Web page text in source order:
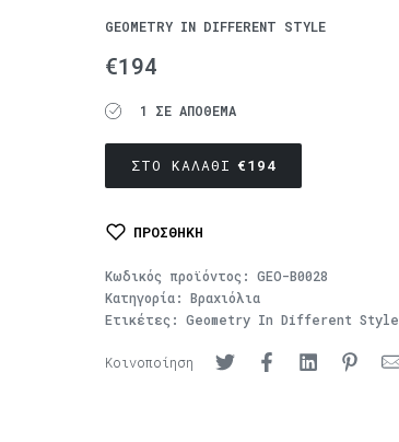
GEOMETRY IN DIFFERENT STYLE
€194
1 ΣΕ ΑΠΌΘΕΜΑ
€194
ΣΤΟ ΚΑΛΆΘΙ
ΠΡΟΣΘΉΚΗ
Κωδικός προϊόντος:GEO-B0028
Κατηγορία:Βραχιόλια
Ετικέτες:Geometry In Different Style
Κοινοποίηση